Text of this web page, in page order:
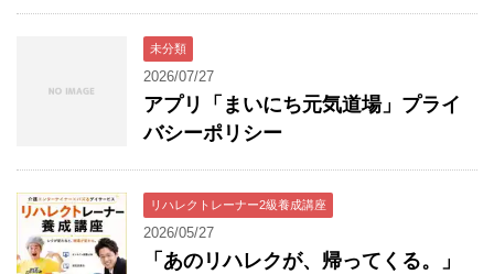
未分類
2026/07/27
アプリ「まいにち元気道場」プライ
バシーポリシー
リハレクトレーナー2級養成講座
2026/05/27
「あのリハレクが、帰ってくる。」